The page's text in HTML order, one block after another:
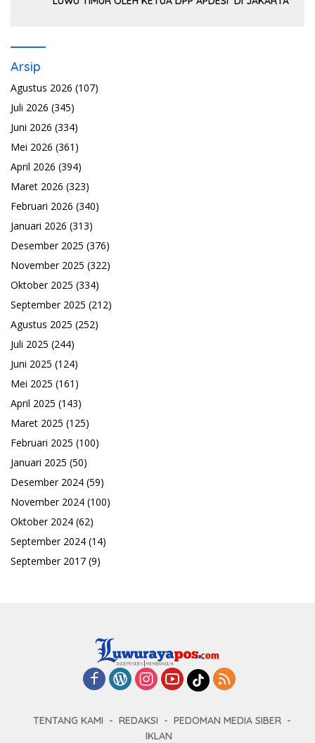
Arsip
Agustus 2026 (107)
Juli 2026 (345)
Juni 2026 (334)
Mei 2026 (361)
April 2026 (394)
Maret 2026 (323)
Februari 2026 (340)
Januari 2026 (313)
Desember 2025 (376)
November 2025 (322)
Oktober 2025 (334)
September 2025 (212)
Agustus 2025 (252)
Juli 2025 (244)
Juni 2025 (124)
Mei 2025 (161)
April 2025 (143)
Maret 2025 (125)
Februari 2025 (100)
Januari 2025 (50)
Desember 2024 (59)
November 2024 (100)
Oktober 2024 (62)
September 2024 (14)
September 2017 (9)
TENTANG KAMI REDAKSI
PEDOMAN MEDIA SIBER
IKLAN